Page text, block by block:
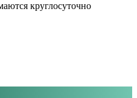
круглосуточно